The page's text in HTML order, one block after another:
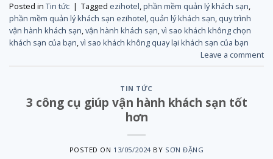
Posted in Tin tức | Tagged ezihotel,phần mềm quản lý khách sạn,
phần mềm quản lý khách sạn ezihotel, quản lý khách sạn, quy trình
vận hành khách sạn,vận hành khách sạn,vì sao khách không chọn
khách sạn của bạn,vì sao khách không quay lại khách sạn của bạn
Leave a comment
TIN TỨC
3 công cụ giúp vận hành khách sạn tốt
hơn
POSTED ON 13/05/2024BY SƠN ĐẶNG